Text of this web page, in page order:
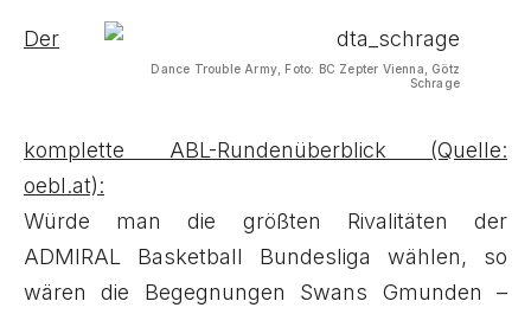
Dance Trouble Army, Foto: BC Zepter Vienna, Götz
Schrage
Der
komplette ABL-Rundenüberblick (Quelle:
oebl.at):
Würde man die größten Rivalitäten der
ADMIRAL Basketball Bundesliga wählen, so
wären die Begegnungen Swans Gmunden –